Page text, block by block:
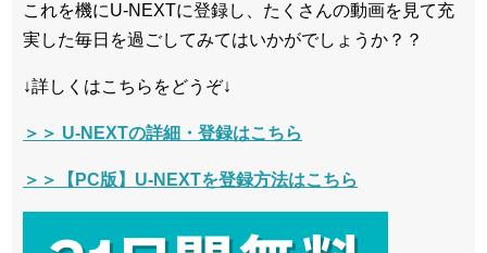
これを機にU-NEXTに登録し、たくさんの動画を見て充
実した毎日を過ごしてみてはいかがでしょうか？？
↓詳しくはこちらをどうぞ↓
＞＞ U-NEXTの詳細・登録はこちら
＞＞【PC版】U-NEXTを登録方法はこちら